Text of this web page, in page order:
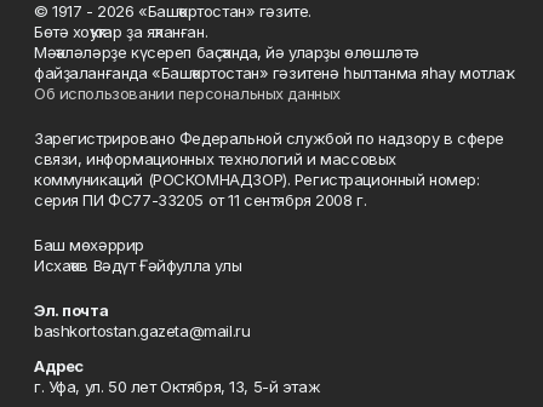
© 1917 - 2026 «Башҡортостан» гәзите.
Бөтә хоҡуҡтар ҙа яҡланған.
Мәҡәләләрҙе күсереп баҫҡанда, йә уларҙы өлөшләтә
файҙаланғанда «Башҡортостан» гәзитенә һылтанма яһау мотлаҡ.
Об использовании персональных данных
Зарегистрировано Федеральной службой по надзору в сфере
связи, информационных технологий и массовых
коммуникаций (РОСКОМНАДЗОР). Регистрационный номер:
серия ПИ ФС77-33205 от 11 сентября 2008 г.
Баш мөхәррир
Исхаҡов Вәдүт Ғәйфулла улы
Эл. почта
bashkortostan.gazeta@mail.ru
Адрес
г. Уфа, ул. 50 лет Октября, 13, 5-й этаж